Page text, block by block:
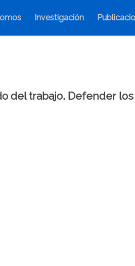
Investigación
del trabajo. Defender